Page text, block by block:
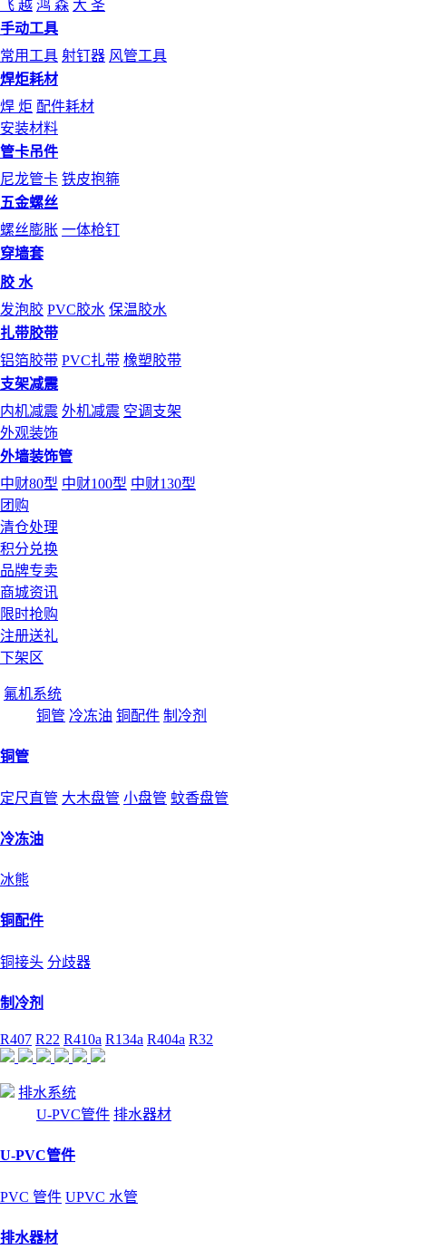
飞 越 鸿 森 大 圣
手动工具
常用工具 射钉器 风管工具
焊炬耗材
焊 炬 配件耗材
安装材料
管卡吊件
尼龙管卡 铁皮抱箍
五金螺丝
螺丝膨胀 一体枪钉
穿墙套
胶 水
发泡胶 PVC胶水 保温胶水
扎带胶带
铝箔胶带 PVC扎带 橡塑胶带
支架减震
内机减震 外机减震 空调支架
外观装饰
外墙装饰管
中财80型 中财100型 中财130型
团购
清仓处理
积分兑换
品牌专卖
商城资讯
限时抢购
注册送礼
下架区
氟机系统
铜管 冷冻油 铜配件 制冷剂
铜管
定尺直管 大木盘管 小盘管 蚊香盘管
冷冻油
冰熊
铜配件
铜接头 分歧器
制冷剂
R407 R22 R410a R134a R404a R32
排水系统
U-PVC管件 排水器材
U-PVC管件
PVC 管件 UPVC 水管
排水器材